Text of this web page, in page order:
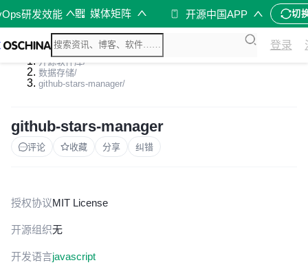
研发效能 媒体矩阵 开源中国APP 切
登录
开源软件库/
数据存储/
github-stars-manager/
github-stars-manager
评论 收藏 分享 纠错
授权协议MIT License
开源组织无
开发语言javascript